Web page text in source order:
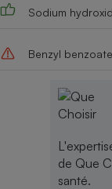
Sodium
Benzyl benzoate
de Que
santé.